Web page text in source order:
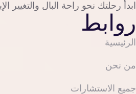
ابدأ رحلتك نحو راحة البال
روابط
الرئيسية
من نحن
جميع الاستشارات